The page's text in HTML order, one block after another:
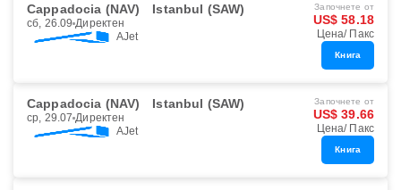
Cappadocia (NAV) Istanbul (SAW)
сб, 26.09 Директен
AJet
Започнете от
US$ 58.18
Цена/ Пакс
Книга
Cappadocia (NAV) Istanbul (SAW)
ср, 29.07 Директен
AJet
Започнете от
US$ 39.66
Цена/ Пакс
Книга